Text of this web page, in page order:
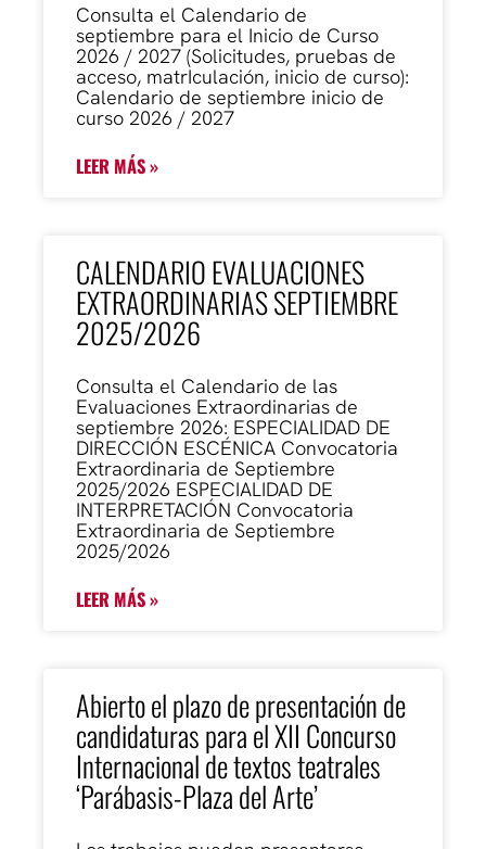
Consulta el Calendario de
septiembre para el Inicio de Curso
2026 / 2027 (Solicitudes, pruebas de
acceso, matrIculación, inicio de curso):
Calendario de septiembre inicio de
curso 2026 / 2027
LEER MÁS »
CALENDARIO EVALUACIONES
EXTRAORDINARIAS SEPTIEMBRE
2025/2026
Consulta el Calendario de las
Evaluaciones Extraordinarias de
septiembre 2026: ESPECIALIDAD DE
DIRECCIÓN ESCÉNICA Convocatoria
Extraordinaria de Septiembre
2025/2026 ESPECIALIDAD DE
INTERPRETACIÓN Convocatoria
Extraordinaria de Septiembre
2025/2026
LEER MÁS »
Abierto el plazo de presentación de
candidaturas para el XII Concurso
Internacional de textos teatrales
‘Parábasis-Plaza del Arte’